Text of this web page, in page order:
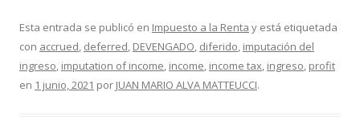
e
b
o
itt
er
m
p
ar
Esta entrada se publicó en Impuesto a la Renta y está etiquetada
con accrued, deferred, DEVENGADO, diferido, imputación del
ingreso, imputation of income, income, income tax, ingreso, profit
en 1 junio, 2021 por JUAN MARIO ALVA MATTEUCCI.